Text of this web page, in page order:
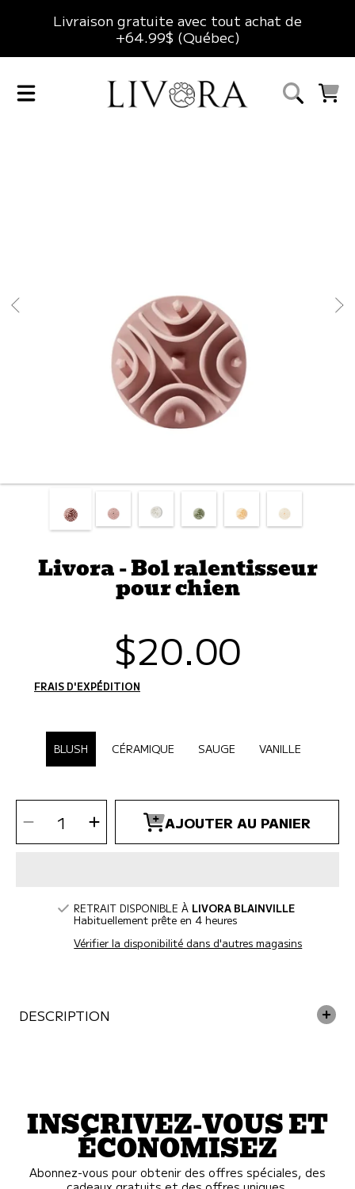
ALLER AU CONTENU
Livraison gratuite avec tout achat de
+64.99$ (Québec)
Livora - Bol ralentisseur
pour chien
Prix
$20.00
FRAIS D'EXPÉDITION
BLUSH CÉRAMIQUE SAUGE VANILLE
SÉLECTIONNEZ
LA
QUANTITÉ
Diminuer
la
quantité
pour
chien
Augmenter
la
quantité
pour
chien
AJOUTER AU PANIER
RETRAIT DISPONIBLE À LIVORA BLAINVILLE
Habituellement prête en 4 heures
Vérifier la disponibilité dans d'autres magasins
DESCRIPTION
INSCRIVEZ-VOUS ET
ÉCONOMISEZ
Abonnez-vous pour obtenir des offres spéciales, des